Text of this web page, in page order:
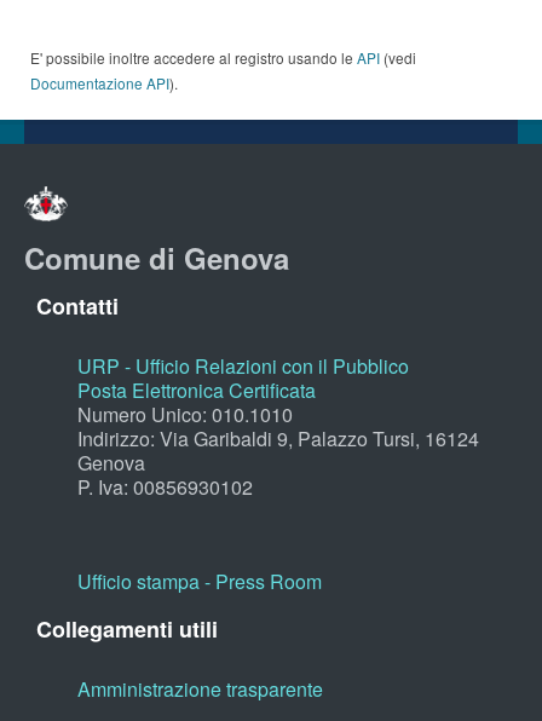
E' possibile inoltre accedere al registro usando le API (vedi
Documentazione API).
Comune di Genova
Contatti
URP - Ufficio Relazioni con il Pubblico
Posta Elettronica Certificata
Numero Unico: 010.1010
Indirizzo: Via Garibaldi 9, Palazzo Tursi, 16124
Genova
P. Iva: 00856930102
Ufficio stampa - Press Room
Collegamenti utili
Amministrazione trasparente